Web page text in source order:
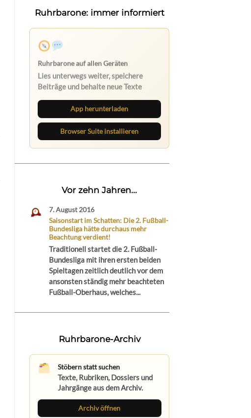
Ruhrbarone: immer informiert
Ruhrbarone auf allen Geräten
Lies unterwegs weiter, speichere
Beiträge und behalte neue Texte
App herunterladen
Browser Suite installieren
Vor zehn Jahren...
7. August 2016
Saisonstart im Schatten: Die 2. Fußball-
Bundesliga hätte durchaus mehr
Beachtung verdient!
Traditionell startet die 2. Fußball-
Bundesliga mit ihren ersten beiden
Spieltagen zeitlich deutlich vor dem
ansonsten ständig mehr beachteten
Fußball-Oberhaus, welches...
Ruhrbarone-Archiv
Stöbern statt suchen
Texte, Rubriken, Dossiers und
Jahrgänge aus dem Archiv.
Archiv öffnen